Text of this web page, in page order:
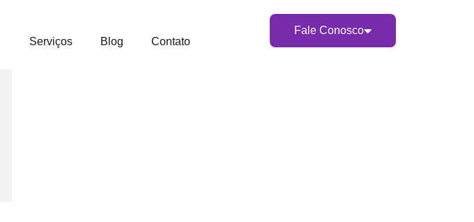
Serviços Blog Contato
Fale Conosco